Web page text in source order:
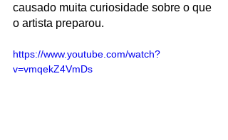
causado muita curiosidade sobre o que
o artista preparou.
https://www.youtube.com/watch?
v=vmqekZ4VmDs